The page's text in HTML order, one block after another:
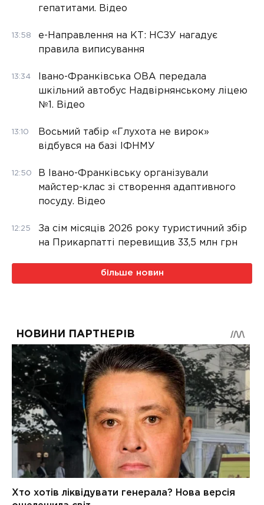
гепатитами. Відео
13:58
е-Направлення на КТ: НСЗУ нагадує
правила виписування
13:34
Івано-Франківська ОВА передала
шкільний автобус Надвірнянському ліцею
№1. Відео
13:10
Восьмий табір «Глухота не вирок»
відбувся на базі ІФНМУ
12:50
В Івано-Франківську організували
майстер-клас зі створення адаптивного
посуду. Відео
12:25
За сім місяців 2026 року туристичний збір
на Прикарпатті перевищив 33,5 млн грн
більше новин